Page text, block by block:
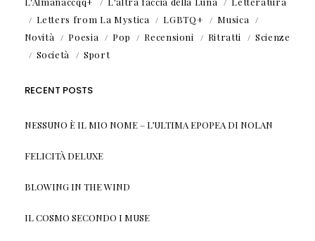
Letters from La Mystica
LGBTQ+
Musica
Novità
Poesia Pop Recensioni Ritratti
Scienze
Società
Sport
RECENT POSTS
NESSUNO È IL MIO NOME – L’ULTIMA EPOPEA DI NOLAN
FELICITÀ DELUXE
BLOWING IN THE WIND
IL COSMO SECONDO I MUSE